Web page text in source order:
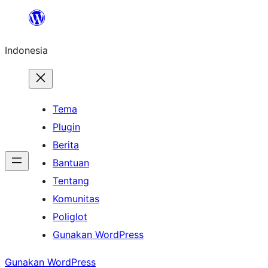
Lewati
konten
Indonesia
Tema
Plugin
Berita
Bantuan
Tentang
Komunitas
Poliglot
Gunakan WordPress
Gunakan WordPress